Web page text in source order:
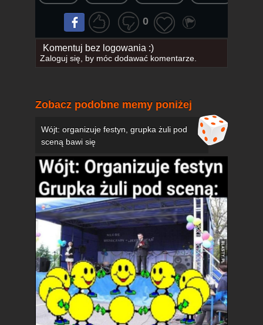
0
Komentuj bez logowania :)
Zaloguj się, by móc dodawać komentarze.
Zobacz podobne memy poniżej
Wójt: organizuje festyn, grupka żuli pod
sceną bawi się